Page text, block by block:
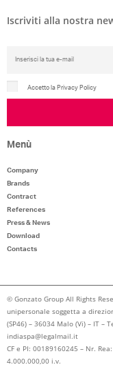
Iscriviti alla nostra
Accetto la Privacy Policy
Menù
Company
Brands
Contract
References
Press & News
Download
Contacts
© Gonzato Group All Rights
unipersonale soggetta a
(SP46) – 36034 Malo (Vi) – IT –
indiaspa@legalmail.it
CF e PI: 00189160245 – Nr.
4.000.000,00 i.v.